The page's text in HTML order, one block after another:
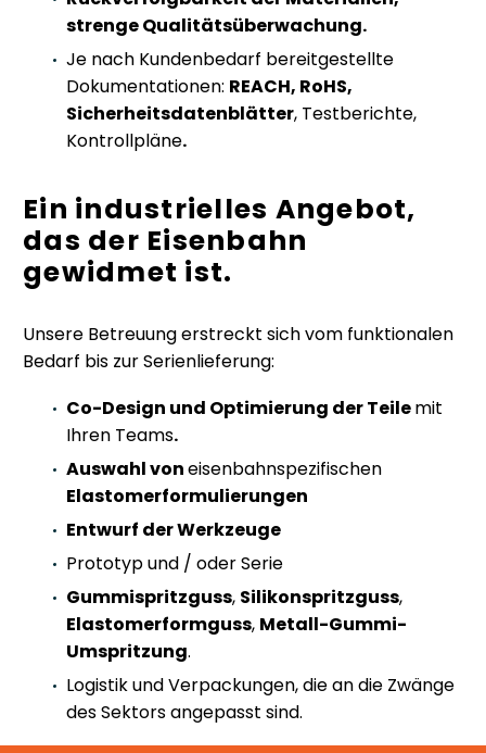
strenge Qualitätsüberwachung.
Je nach Kundenbedarf bereitgestellte
Dokumentationen: REACH, RoHS,
Sicherheitsdatenblätter, Testberichte,
Kontrollpläne.
Ein industrielles Angebot,
das der Eisenbahn
gewidmet ist.
Unsere Betreuung erstreckt sich vom funktionalen
Bedarf bis zur Serienlieferung:
Co-Design und Optimierung der Teilemit
Ihren Teams.
Auswahl voneisenbahnspezifischen
Elastomerformulierungen
Entwurf der Werkzeuge
Prototyp und / oder Serie
Gummispritzguss, Silikonspritzguss,
Elastomerformguss, Metall-Gummi-
Umspritzung.
Logistik und Verpackungen, die an die Zwänge
des Sektors angepasst sind.